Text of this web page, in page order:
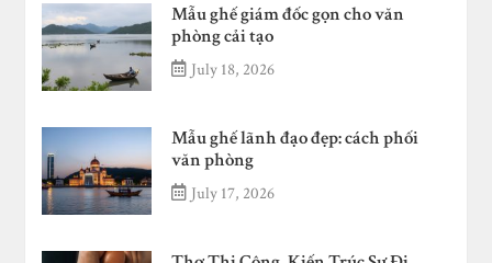
Mẫu ghế giám đốc gọn cho văn
phòng cải tạo
July 18, 2026
Mẫu ghế lãnh đạo đẹp: cách phối
văn phòng
July 17, 2026